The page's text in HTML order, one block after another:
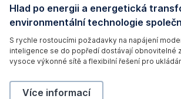
)
A
d
o
e
4
2
6
Hlad po energii a energetická
environmentální technologie
inteligencí
S rychle rostoucími požadavky na napájení
inteligence se do popředí dostávají obnovitelné
vysoce výkonné sítě a flexibilní řešení pro
rozhodujícím faktorem digitální budoucnosti.
Hlad po energii a energetická
Více informací